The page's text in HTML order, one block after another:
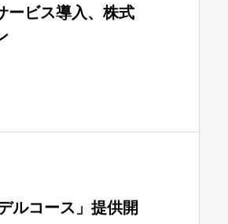
ービス導入、株式
ルコース」提供開